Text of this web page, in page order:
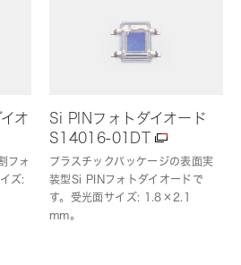
オ
フォ
ズ:
Si PINフォトダイオード
S14016-01DT
プラスチックパッケージの表面実
装型Si PINフォトダイオードで
す。受光面サイズ: 1.8×2.1
mm。